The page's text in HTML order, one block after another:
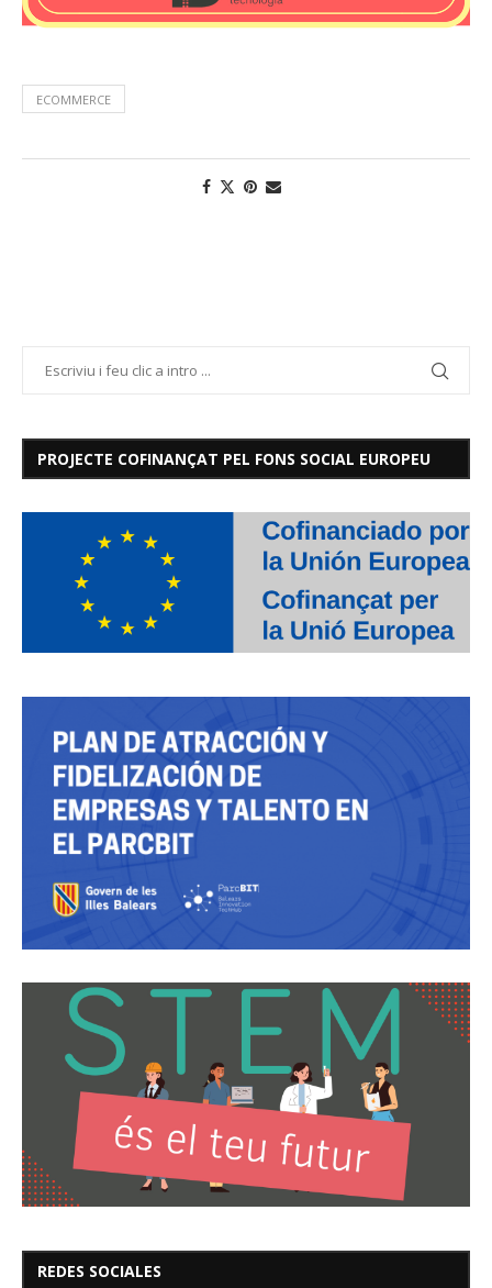
ECOMMERCE
PROJECTE COFINANÇAT PEL FONS SOCIAL EUROPEU
REDES SOCIALES